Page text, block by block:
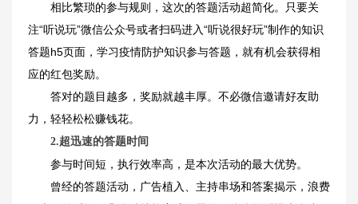
相比繁琐的参与规则，这次的答题活动超简化。只要关
注“听说玩”微信公众号或者扫码进入“听说很好玩”制作的知识
答题h5页面，学习疫情防护知识参与答题，就有机会获得相
应的红包奖励。
答对的题目越多，奖励就越丰厚。不必微信邀请好友助
力，轻轻松松赚钱花。
2.超迅速的答题时间
参与时间短，执行效率高，是本次活动的最大优势。
曾经的答题活动，广告植入、主持串场和答案揭示，浪费